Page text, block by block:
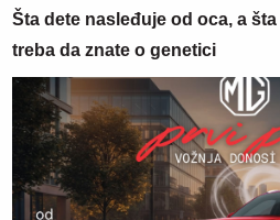
Šta dete nasleđuje od oca, a
treba da znate o genetici